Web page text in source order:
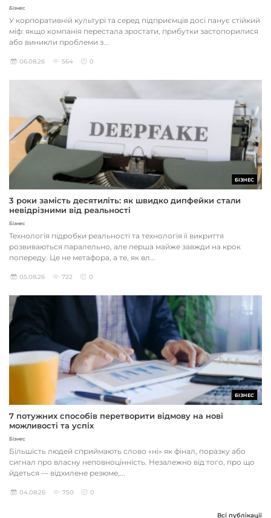
Бізнес
У корпоративній культурі та серед підприємців досі панує стійкий
міф: якщо компанія перестала зростати, прибутки застопорилися
або виникли проблеми з...
06.08.26 564 0
БІЗНЕС
3 роки замість десятиліть: як швидко дипфейки стали
невідрізними від реальності
Бізнес
Технологія підробки реальності та технологія її викриття
розвиваються паралельно, але перша майже завжди на крок
попереду. Це не метафора, а те, як вл...
05.08.26 722 0
БІЗНЕС
7 потужних способів перетворити відмову на нові
можливості та успіх
Бізнес
Більшість людей сприймають слово «ні» як фінал, поразку або
сигнал про власну неповноцінність. Незалежно від того, про що
йдеться — відхилене резюме,...
04.08.26 750 0
Всі публікації